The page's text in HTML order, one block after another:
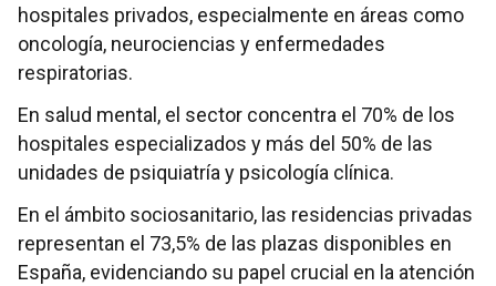
hospitales privados, especialmente en áreas como
oncología, neurociencias y enfermedades
respiratorias.
En salud mental, el sector concentra el 70% de los
hospitales especializados y más del 50% de las
unidades de psiquiatría y psicología clínica.
En el ámbito sociosanitario, las residencias privadas
representan el 73,5% de las plazas disponibles en
España, evidenciando su papel crucial en la atención